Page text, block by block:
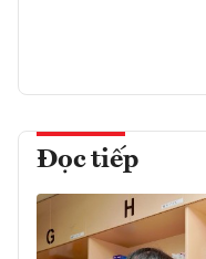
Đọc tiếp